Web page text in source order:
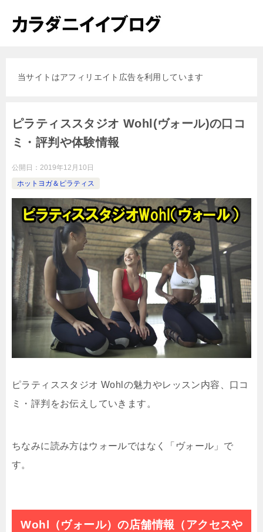
当サイトはアフィリエイト広告を利用しています
ピラティススタジオ Wohl(ヴォール)の口コ
ミ・評判や体験情報
公開日： 2019年12月10日
ホットヨガ＆ピラティス
ピラティススタジオ Wohlの魅力やレッスン内容、口コ
ミ・評判をお伝えしていきます。
ちなみに読み方はウォールではなく「ヴォール」で
す。
Wohl（ヴォール）の店舗情報（アクセスや